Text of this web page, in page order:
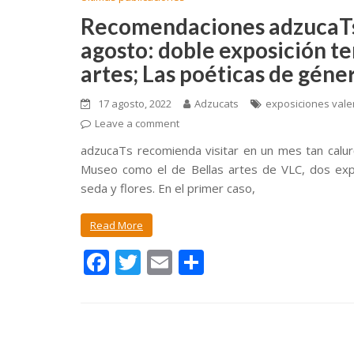
Recomendaciones
agosto: doble exposición
artes; Las poéticas de
17 agosto, 2022 Adzucats exposiciones
Leave a comment
adzucaTs recomienda visitar en un mes tan
Museo como el de Bellas artes de VLC, dos
seda y flores. En el primer caso,
Read More
F T E